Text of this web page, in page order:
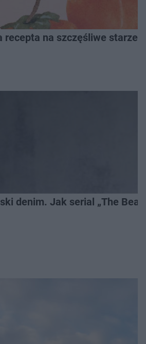
recepta na szczęśliwe
denim. Jak serial „The